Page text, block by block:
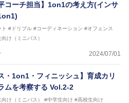
ショナルキャンプヘッドコーチ
ョナルキャンプヘッドコーチ
年男子日本代表サポートコーチ
日本代表アシスタントコーチ
コーチ担当】1on1の考え方(インサ
#ドリブル #コーディネーション #オフェンス
け（ミニバス）
2024/07/01
・1on1・フィニッシュ】育成カリ
ムを考察する Vol.2-2
け（ミニバス） #中学生向け #高校生向け